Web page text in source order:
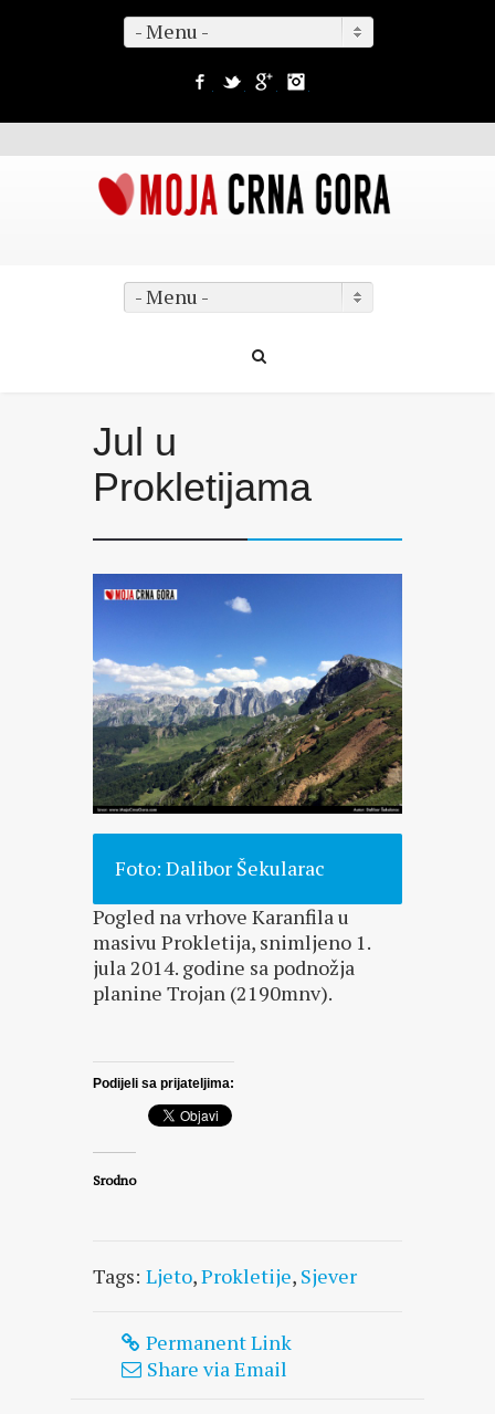
- Menu -
Facebook
TwitterGoogle+
- Menu -
Jul u
Prokletijama
Foto: Dalibor Šekularac
Pogled na vrhove Karanfila u
masivu Prokletija, snimljeno 1.
jula 2014. godine sa podnožja
planine Trojan (2190mnv).
Podijeli sa prijateljima:
Srodno
Tags: Ljeto,Prokletije, Sjever
Permanent Link
Share via Email